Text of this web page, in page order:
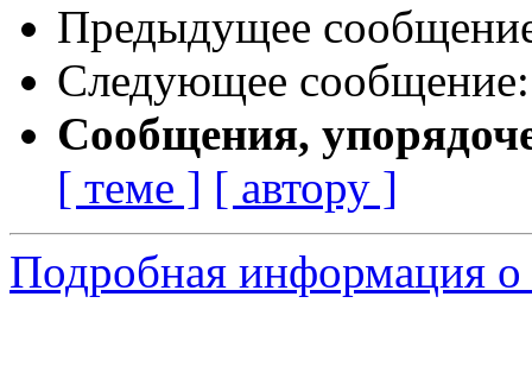
Предыдущее
Следующее
Сообщения,
[ теме ] [ автору ]
Подробная информация о